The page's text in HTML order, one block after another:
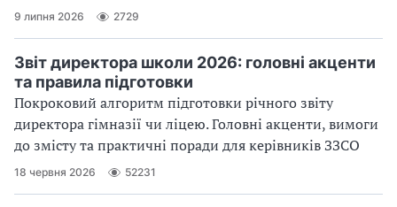
9 липня 2026 2729
Звіт директора школи 2026: головні акценти
та правила підготовки
Покроковий алгоритм підготовки річного звіту
директора гімназії чи ліцею. Головні акценти, вимоги
до змісту та практичні поради для керівників ЗЗСО
18 червня 2026 52231